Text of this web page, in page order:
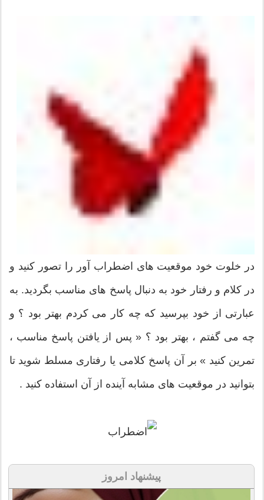
در خلوت خود موقعیت های اضطراب آور را تصور كنید و
در كلام و رفتار خود به دنبال پاسخ های مناسب بگردید. به
عبارتی از خود بپرسید كه چه كار می كردم بهتر بود ؟ و
چه می گفتم ، بهتر بود ؟ « پس از یافتن پاسخ مناسب ،
تمرین كنید » بر آن پاسخ كلامی یا رفتاری مسلط شوید تا
بتوانید در موقعیت های مشابه آینده از آن استفاده كنید .
پیشنهاد امروز